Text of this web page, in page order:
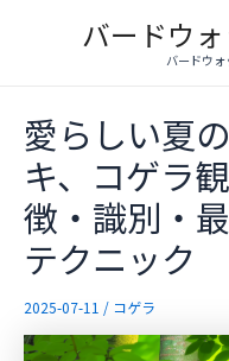
バードウ
バードウ
愛らしい夏
キ、コゲラ
徴・識別・
テクニック
2025-07-11 / コゲラ